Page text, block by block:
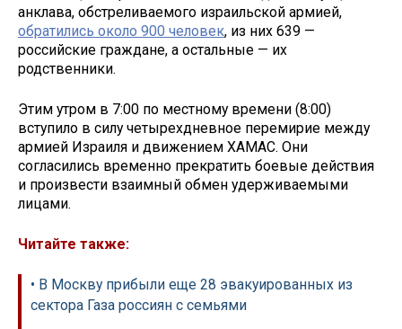
анклава, обстреливаемого израильской армией,
обратились около 900 человек, из них 639 —
российские граждане, а остальные — их
родственники.
Этим утром в 7:00 по местному времени (8:00)
вступило в силу четырехдневное перемирие между
армией Израиля и движением ХАМАС. Они
согласились временно прекратить боевые действия
и произвести взаимный обмен удерживаемыми
лицами.
Читайте также:
• В Москву прибыли еще 28 эвакуированных из
сектора Газа россиян с семьями